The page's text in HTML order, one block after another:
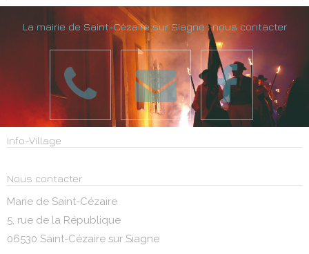
La mairie de Saint-Cézaire sur Siagne : nous contacter
Info-Village
Nous contacter
Marie de Saint-Cézaire
5, rue de la République
06530 Saint-Cézaire sur Siagne